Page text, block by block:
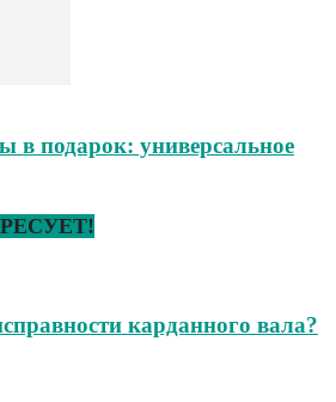
в подарок: универсальное
карданного вала?